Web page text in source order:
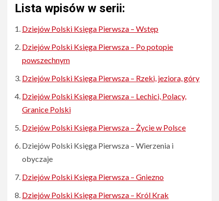
Lista wpisów w serii:
Dziejów Polski Księga Pierwsza – Wstęp
Dziejów Polski Księga Pierwsza – Po potopie
powszechnym
Dziejów Polski Księga Pierwsza – Rzeki, jeziora, góry
Dziejów Polski Księga Pierwsza – Lechici, Polacy,
Granice Polski
Dziejów Polski Księga Pierwsza – Życie w Polsce
Dziejów Polski Księga Pierwsza – Wierzenia i
obyczaje
Dziejów Polski Księga Pierwsza – Gniezno
Dziejów Polski Księga Pierwsza – Król Krak